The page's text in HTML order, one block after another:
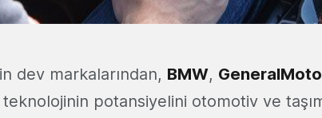
dev markalarından, BMW,
teknolojinin potansiyelini otomotiv ve